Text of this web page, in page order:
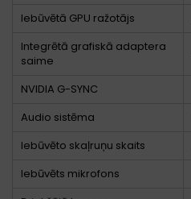
Iebūvētā GPU ražotājs
Integrētā grafiskā adaptera
saime
NVIDIA G-SYNC
Audio sistēma
Iebūvēto skaļruņu skaits
Iebūvēts mikrofons